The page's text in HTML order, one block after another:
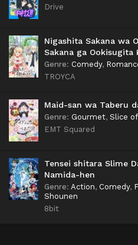
Drive
Nigashita Sakana wa
Sakana ga Ookisugita
Genre: Comedy,
TROYCA
Maid-san wa Taberu
Genre: Gourmet, Slice
EMT Squared
Tensei shitara Slime
Namida-hen
Genre: Action, Comedy,
Shounen
8bit